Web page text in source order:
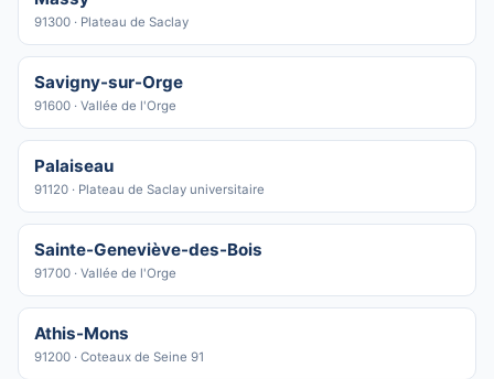
91300 · Plateau de Saclay
Savigny-sur-Orge
91600 · Vallée de l'Orge
Palaiseau
91120 · Plateau de Saclay universitaire
Sainte-Geneviève-des-Bois
91700 · Vallée de l'Orge
Athis-Mons
91200 · Coteaux de Seine 91